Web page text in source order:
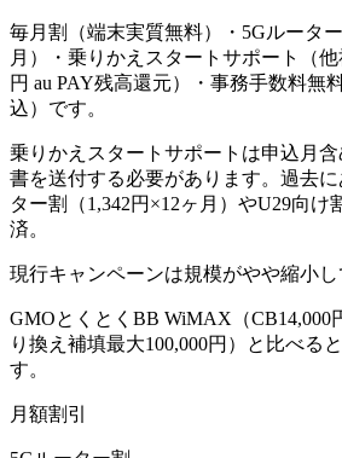
毎月割（端末実質無料）・5Gルータ
月）・乗りかえスタートサポート（
円 au PAY残高還元）・事務手数料無
込）です。
乗りかえスタートサポートは申込月
書を送付する必要があります。過去
ター割（1,342円×12ヶ月）やU29向け
済。
現行キャンペーンは規模がやや縮小し
GMOとくとくBB WiMAX（CB14,000
り換え補填最大100,000円）と比べる
す。
月額割引